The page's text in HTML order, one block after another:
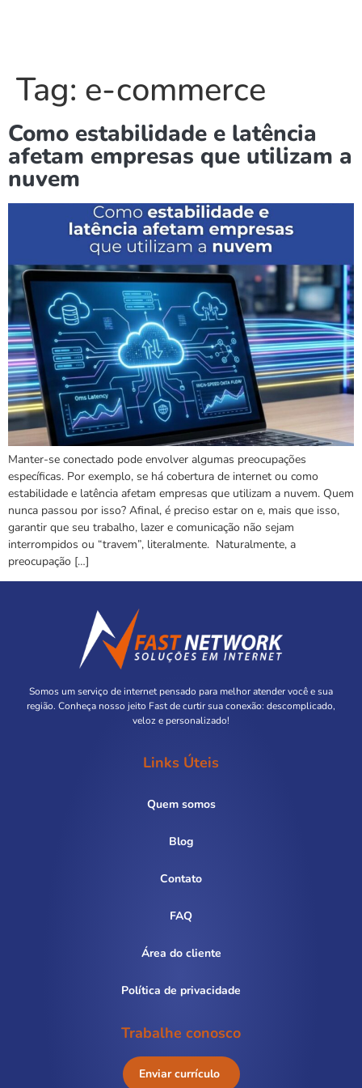
Tag: e-commerce
Como estabilidade e latência
afetam empresas que utilizam a
nuvem
Manter-se conectado pode envolver algumas preocupações
específicas. Por exemplo, se há cobertura de internet ou como
estabilidade e latência afetam empresas que utilizam a nuvem. Quem
nunca passou por isso? Afinal, é preciso estar on e, mais que isso,
garantir que seu trabalho, lazer e comunicação não sejam
interrompidos ou “travem”, literalmente. Naturalmente, a
preocupação […]
Somos um serviço de internet pensado para melhor atender você e sua
região. Conheça nosso jeito Fast de curtir sua conexão: descomplicado,
veloz e personalizado!
Links Úteis
Quem somos
Blog
Contato
FAQ
Área do cliente
Política de privacidade
Trabalhe conosco
Enviar currículo